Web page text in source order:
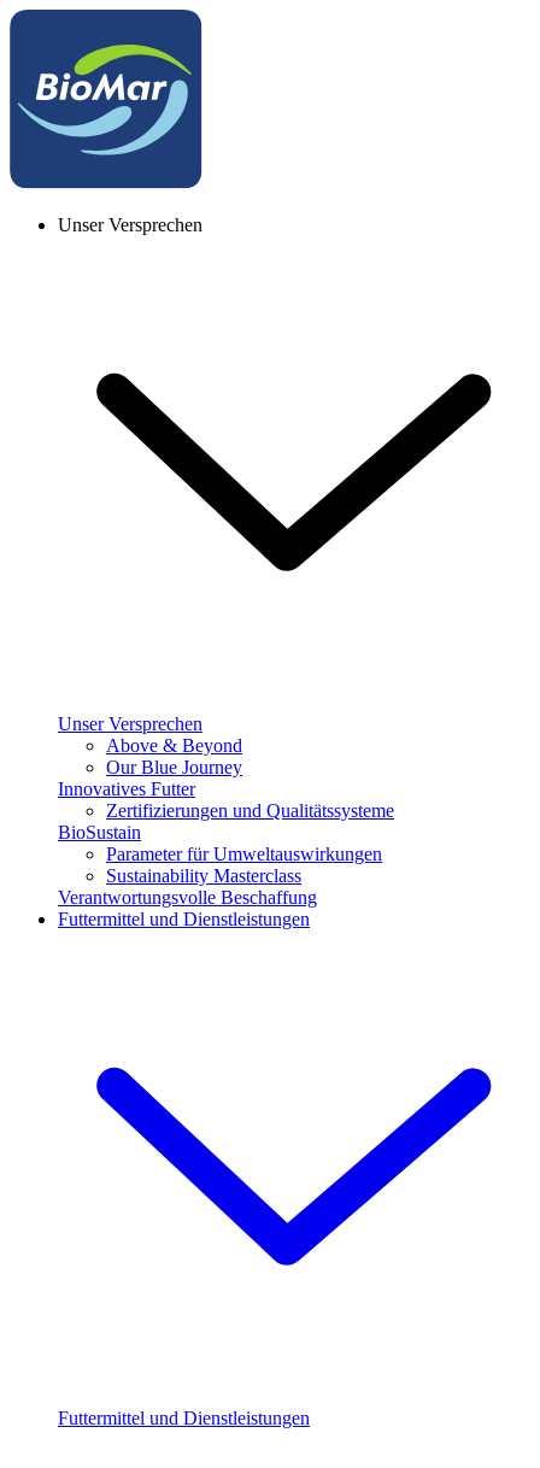
Unser Versprechen
Unser Versprechen
Above & Beyond
Our Blue Journey
Innovatives Futter
Zertifizierungen und Qualitätssysteme
BioSustain
Parameter für Umweltauswirkungen
Sustainability Masterclass
Verantwortungsvolle Beschaffung
Futtermittel und Dienstleistungen
Futtermittel und Dienstleistungen